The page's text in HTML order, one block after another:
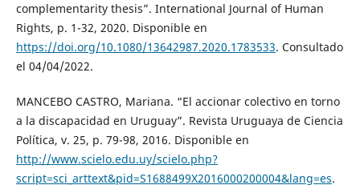
complementarity thesis”. International Journal of Human
Rights, p. 1-32, 2020. Disponible en
https://doi.org/10.1080/13642987.2020.1783533. Consultado
el 04/04/2022.
MANCEBO CASTRO, Mariana. “El accionar colectivo en torno
a la discapacidad en Uruguay”. Revista Uruguaya de Ciencia
Política, v. 25, p. 79-98, 2016. Disponible en
http://www.scielo.edu.uy/scielo.php?
script=sci_arttext&pid=S1688499X2016000200004&lang=es.